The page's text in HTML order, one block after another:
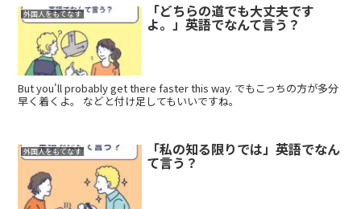
外国人をもてなす 「どちらの道でも大丈夫です
よ。」英語でなんて言う？
But you'll probably get there faster this way. でもこっちの方が多分
早く着くよ。 などと付け足してもいいですね。
外国人をもてなす 「私の知る限りでは」英語でなん
て言う？